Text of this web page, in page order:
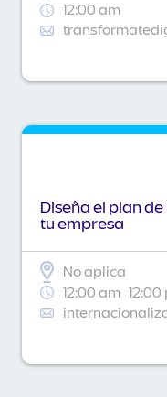
12:00 am
Diseña el plan
tu empresa
No aplica
12:00 am 12:00